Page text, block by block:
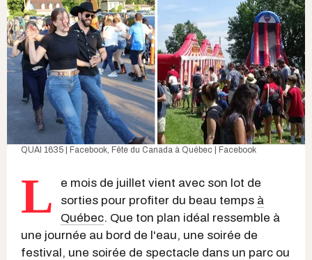
QUAI 1635 | Facebook Fête du Canada à Québec | Facebook
L
e mois de juillet vient avec son lot de
sorties pour profiter du beau temps à
Québec. Que ton plan idéal ressemble à
une journée au bord de l'eau, une soirée de
festival, une soirée de spectacle dans un parc ou